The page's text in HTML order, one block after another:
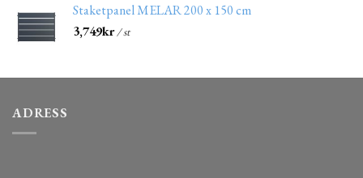
Staketpanel MELAR 200 x 150 cm
3,749kr/ st
ADRESS